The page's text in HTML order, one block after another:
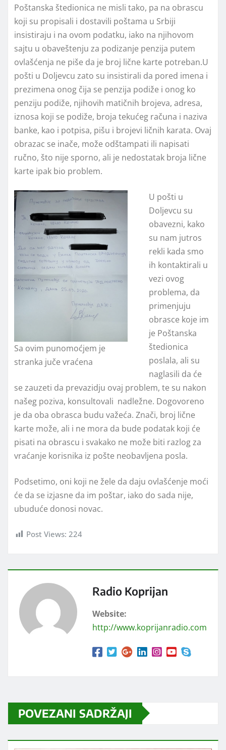
Poštanska štedionica ne misli tako, pa na obrascu
koji su propisali i dostavili poštama u Srbiji
insistiraju i na ovom podatku, iako na njihovom
sajtu u obaveštenju za podizanje penzija putem
ovlašćenja ne piše da je broj lične karte potreban.U
pošti u Doljevcu zato su insistirali da pored imena i
prezimena onog čija se penzija podiže i onog ko
penziju podiže, njihovih matičnih brojeva, adresa,
iznosa koji se podiže, broja tekućeg računa i naziva
banke, kao i potpisa, pišu i brojevi ličnih karata. Ovaj
obrazac se inače, može odštampati ili napisati
ručno, što nije sporno, ali je nedostatak broja lične
karte ipak bio problem.
Sa ovim punomoćjem je
stranka juče vraćena
U pošti u
Doljevcu su
obavezni, kako
su nam jutros
rekli kada smo
ih kontaktirali u
vezi ovog
problema, da
primenjuju
obrasce koje im
je Poštanska
štedionica
poslala, ali su
naglasili da će
se zauzeti da prevazidju ovaj problem, te su nakon
našeg poziva, konsultovali nadležne. Dogovoreno
je da oba obrasca budu važeća. Znači, broj lične
karte može, ali i ne mora da bude podatak koji će
pisati na obrascu i svakako ne može biti razlog za
vraćanje korisnika iz pošte neobavljena posla.
Podsetimo, oni koji ne žele da daju ovlašćenje moći
će da se izjasne da im poštar, iako do sada nije,
ubuduće donosi novac.
Post Views: 224
Radio Koprijan
Website:
http://www.koprijanradio.com
POVEZANI SADRŽAJI